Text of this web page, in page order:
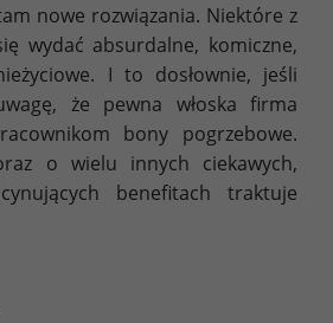
nowe rozwiązania. Niektóre z
wydać absurdalne, komiczne,
I to dosłownie, jeśli
że pewna włoska firma
bony pogrzebowe.
o wielu innych ciekawych,
benefitach traktuje